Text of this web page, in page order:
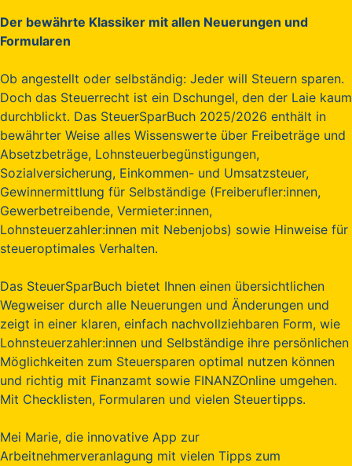
Der bewährte Klassiker mit allen Neuerungen und
Formularen
Ob angestellt oder selbständig: Jeder will Steuern sparen.
Doch das Steuerrecht ist ein Dschungel, den der Laie kaum
durchblickt. Das SteuerSparBuch 2025/2026 enthält in
bewährter Weise alles Wissenswerte über Freibeträge und
Absetzbeträge, Lohnsteuerbegünstigungen,
Sozialversicherung, Einkommen- und Umsatzsteuer,
Gewinnermittlung für Selbständige (Freiberufler:innen,
Gewerbetreibende, Vermieter:innen,
Lohnsteuerzahler:innen mit Nebenjobs) sowie Hinweise für
steueroptimales Verhalten.
Das SteuerSparBuch bietet Ihnen einen übersichtlichen
Wegweiser durch alle Neuerungen und Änderungen und
zeigt in einer klaren, einfach nachvollziehbaren Form, wie
Lohnsteuerzahler:innen und Selbständige ihre persönlichen
Möglichkeiten zum Steuersparen optimal nutzen können
und richtig mit Finanzamt sowie FINANZOnline umgehen.
Mit Checklisten, Formularen und vielen Steuertipps.
Mei Marie, die innovative App zur
Arbeitnehmerveranlagung mit vielen Tipps zum